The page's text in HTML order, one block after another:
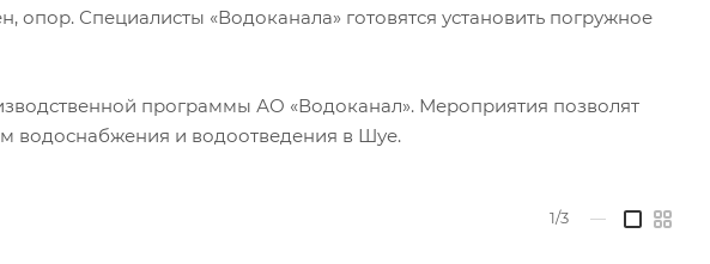
опор. Специалисты «Водоканала» готовятся установить погружное
программы АО «Водоканал». Мероприятия позволят
водоснабжения и водоотведения в Шуе.
1/3 —